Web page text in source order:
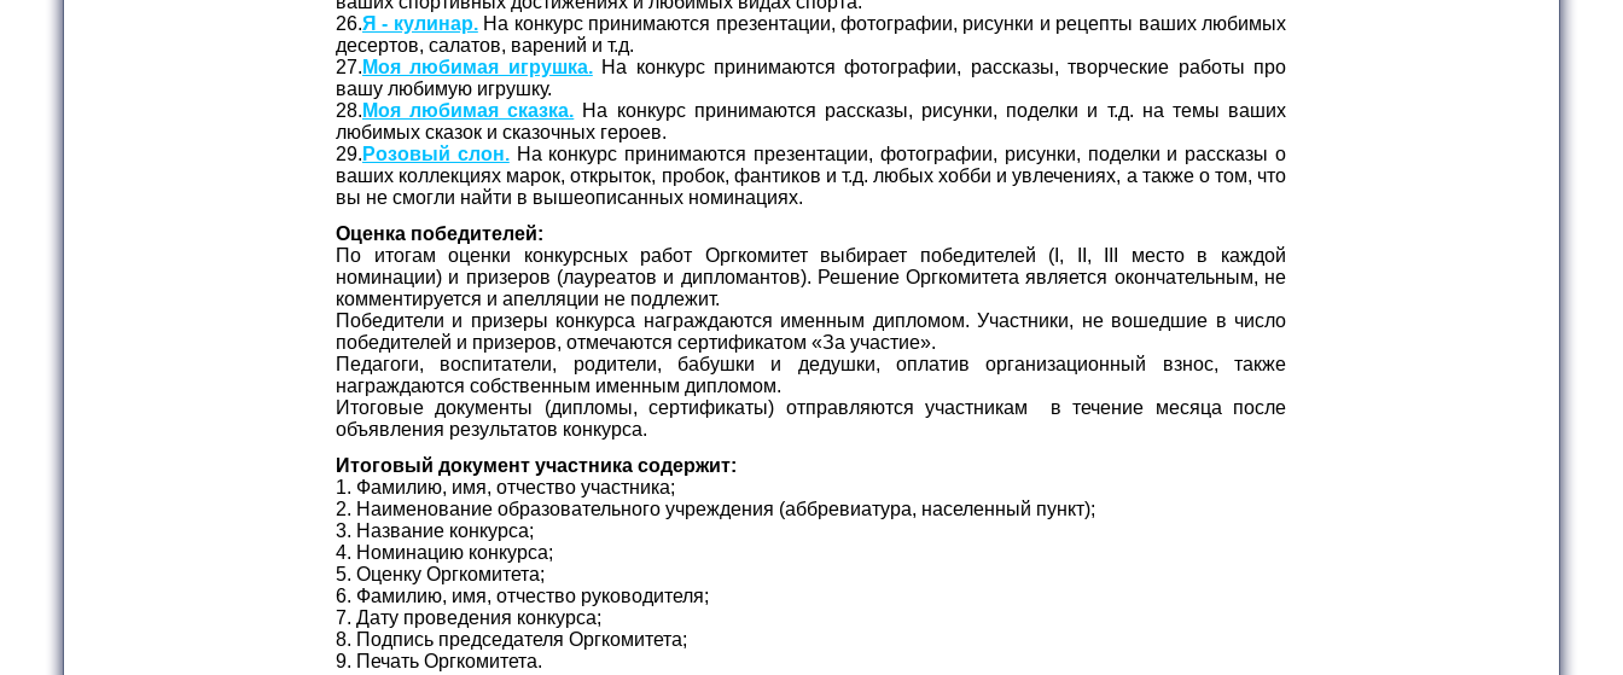
26.Я - кулинар.На конкурс принимаются презентации, фотографии, рисунки и рецепты ваших любимых
десертов, салатов, варений и т.д.
27. Моя любимая игрушка.На конкурс принимаются фотографии, рассказы, творческие работы про
вашу любимую игрушку.
28. Моя любимая сказка. На конкурс принимаются рассказы, рисунки, поделки и т.д. на темы ваших
любимых сказок и сказочных героев.
29. Розовый слон.На конкурс принимаются презентации, фотографии, рисунки, поделки и рассказы о
ваших коллекциях марок, открыток, пробок, фантиков и т.д. любых хобби и увлечениях, а также о том, что
вы не смогли найти в вышеописанных номинациях.
Оценка победителей:
По итогам оценки конкурсных работ Оргкомитет выбирает победителей (I, II, III место в каждой
номинации) и призеров (лауреатов и дипломантов). Решение Оргкомитета является окончательным, не
комментируется и апелляции не подлежит.
Победители и призеры конкурса награждаются именным дипломом. Участники, не вошедшие в число
победителей и призеров, отмечаются сертификатом «За участие».
Педагоги, воспитатели, родители, бабушки и дедушки, оплатив организационный взнос, также
награждаются собственным именным дипломом.
Итоговые документы (дипломы, сертификаты) отправляются участникам в течение месяца после
объявления результатов конкурса.
Итоговый документ участника содержит:
1. Фамилию, имя, отчество участника;
2. Наименование образовательного учреждения (аббревиатура, населенный пункт);
3. Название конкурса;
4. Номинацию конкурса;
5. Оценку Оргкомитета;
6. Фамилию, имя, отчество руководителя;
7. Дату проведения конкурса;
8. Подпись председателя Оргкомитета;
9. Печать Оргкомитета.